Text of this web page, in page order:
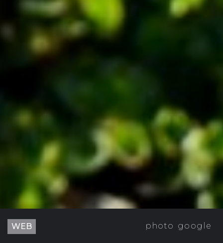
WEB google
photo